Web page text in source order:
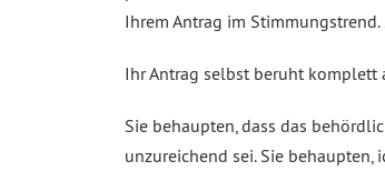
Ihrem Antrag im
Ihr Antrag selbst beruht komplett
Sie behaupten, dass das
unzureichend sei. Sie